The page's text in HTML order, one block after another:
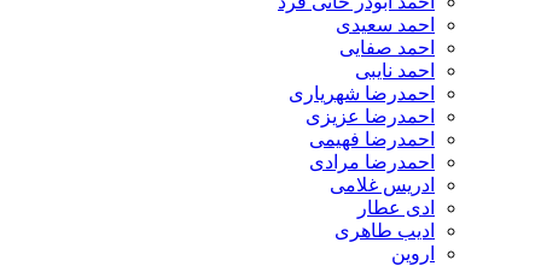
احمد سعیدی
احمد صفایی
احمد نایبی
احمدرضا شهریاری
احمدرضا عزیزی
احمدرضا فهیمی
احمدرضا مرادی
ادریس غلامی
ادی عطار
ادیب طاهری
اروین